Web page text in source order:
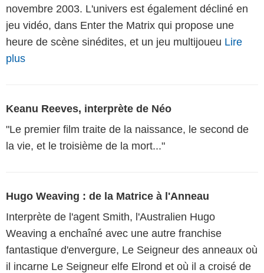
novembre 2003. L'univers est également décliné en
jeu vidéo, dans Enter the Matrix qui propose une
heure de scène sinédites, et un jeu multijoueu Lire
plus
Keanu Reeves, interprète de Néo
"Le premier film traite de la naissance, le second de
la vie, et le troisième de la mort..."
Hugo Weaving : de la Matrice à l'Anneau
Interprète de l'agent Smith, l'Australien Hugo
Weaving a enchaîné avec une autre franchise
fantastique d'envergure, Le Seigneur des anneaux où
il incarne Le Seigneur elfe Elrond et où il a croisé de